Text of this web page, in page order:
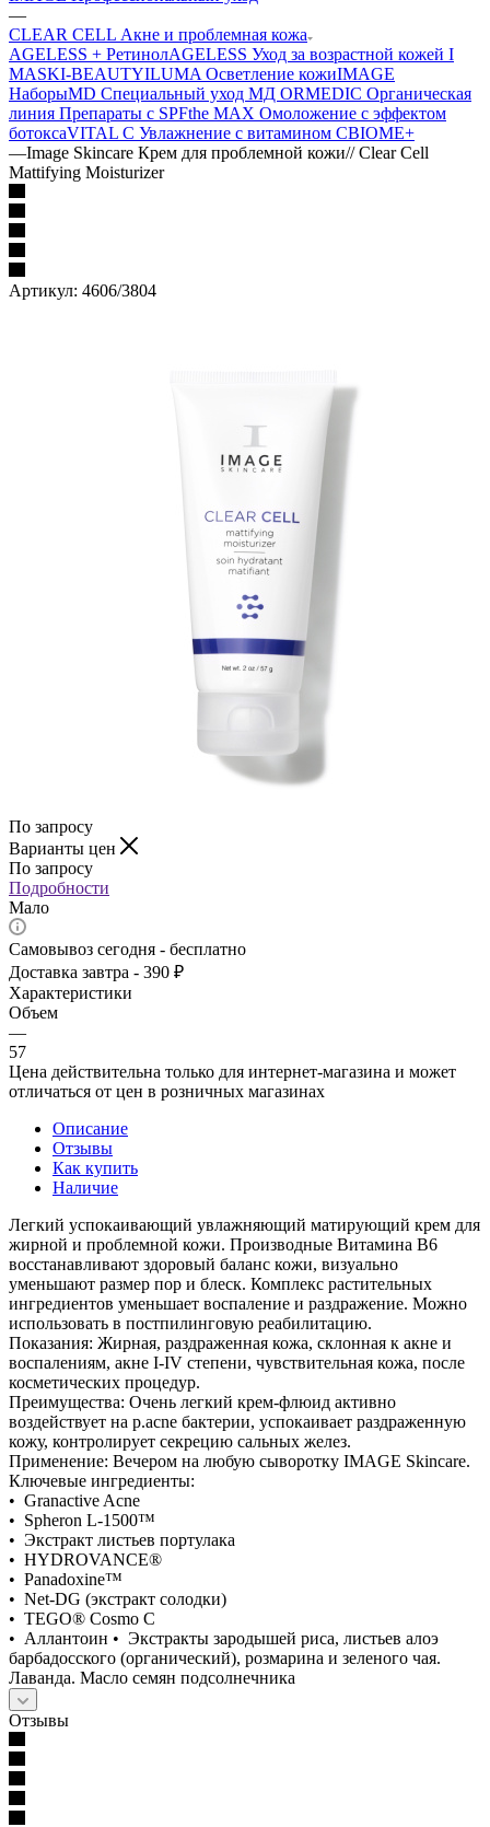
—
CLEAR CELL Акне и проблемная кожа
AGELESS + РетинолAGELESS Уход за возрастной кожей I
MASKI-BEAUTYILUMA Осветление кожиIMAGE
НаборыMD Специальный уход МД ORMEDIC Органическая
линия Препараты с SPFthe MAX Омоложение с эффектом
ботоксаVITAL C Увлажнение с витамином СBIOME+
—Image Skincare Крем для проблемной кожи// Clear Cell
Mattifying Moisturizer
Артикул: 4606/3804
По запросу
Варианты цен
По запросу
Подробности
Мало
Самовывоз сегодня - бесплатно
Доставка завтра - 390 ₽
Характеристики
Объем
—
57
Цена действительна только для интернет-магазина и может
отличаться от цен в розничных магазинах
Описание
Отзывы
Как купить
Наличие
Легкий успокаивающий увлажняющий матирующий крем для
жирной и проблемной кожи. Производные Витамина В6
восстанавливают здоровый баланс кожи, визуально
уменьшают размер пор и блеск. Комплекс растительных
ингредиентов уменьшает воспаление и раздражение. Можно
использовать в постпилинговую реабилитацию.
Показания: Жирная, раздраженная кожа, склонная к акне и
воспалениям, акне I-IV степени, чувствительная кожа, после
косметических процедур.
Преимущества: Очень легкий крем-флюид активно
воздействует на p.acne бактерии, успокаивает раздраженную
кожу, контролирует секрецию сальных желез.
Применение: Вечером на любую сыворотку IMAGE Skincare.
Ключевые ингредиенты:
• Granactive Acne
• Spheron L-1500™
• Экстракт листьев портулака
• HYDROVANCE®
• Panadoxine™
• Net-DG (экстракт солодки)
• TEGO® Cosmo C
• Аллантоин • Экстракты зародышей риса, листьев алоэ
барбадосского (органический), розмарина и зеленого чая.
Лаванда. Масло семян подсолнечника
Отзывы